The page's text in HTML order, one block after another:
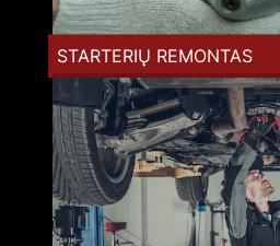
STARTERIŲ REMONTAS